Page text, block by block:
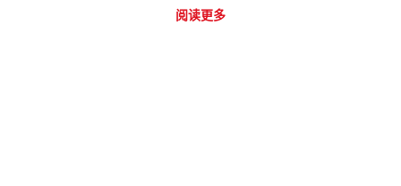
阅读更多